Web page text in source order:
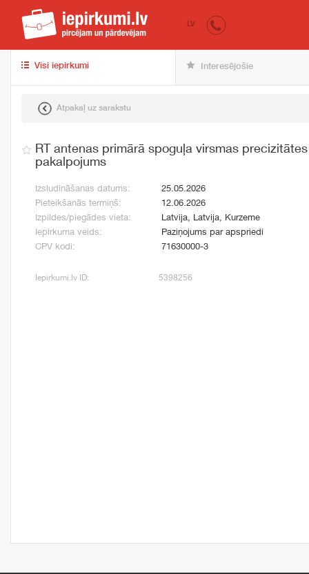
iepirkumi.lv
LV
Visi iepirkumi Interesējošie
Atpakaļ uz sarakstu
RT antenas primārā spoguļa virsmas
pakalpojums
Izsludināšanas datums:
25.05.2026
Pieteikšanās termiņš:
12.06.2026
Izpildes/piegādes vieta:
Latvija, Latvija, Kurzeme
Iepirkuma veids:
Paziņojums par apspriedi
CPV kodi:
71630000-3
Iepirkumi.lv ID: 5398256